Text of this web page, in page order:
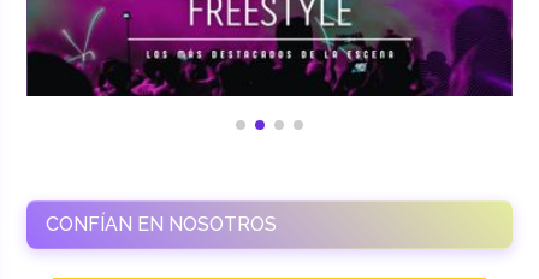
CONFÍAN EN NOSOTROS